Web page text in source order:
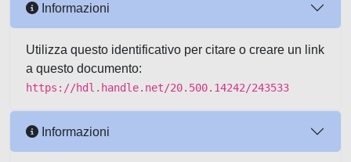
Informazioni
Utilizza questo identificativo per citare o creare un link
a questo documento:
https://hdl.handle.net/20.500.14242/243533
Informazioni